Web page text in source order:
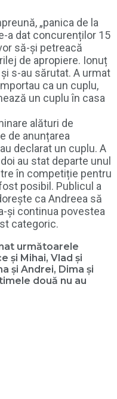
„panica de la
a dat concurenților 15
să-și petreacă
de apropiere. Ionuț
s-au sărutat. A urmat
ca un cuplu,
un cuplu în casa
alături de
de anunțarea
declarat un cuplu. A
au stat departe unul
în competiție pentru
posibil. Publicul a
ca Andreea să
și continua povestea
categoric.
următoarele
și Mihai, Vlad și
și Andrei, Dima și
două nu au